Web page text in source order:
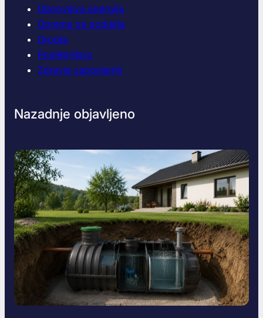
Obnovljiva energija
Oprema za podjetja
Orodja
Podjetništvo
Zdravje zaposlenih
Nazadnje objavljeno